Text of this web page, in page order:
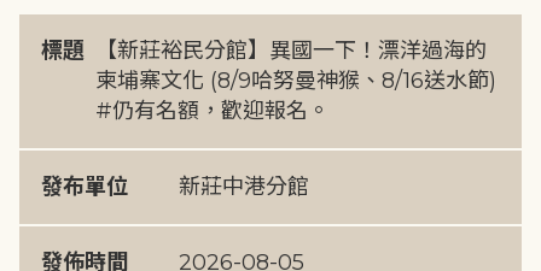
標題
【新莊裕民分館】異國一下！漂洋過海的
柬埔寨文化 (8/9哈努曼神猴、8/16送水節)
#仍有名額，歡迎報名。
發布單位 新莊中港分館
發佈時間 2026-08-05